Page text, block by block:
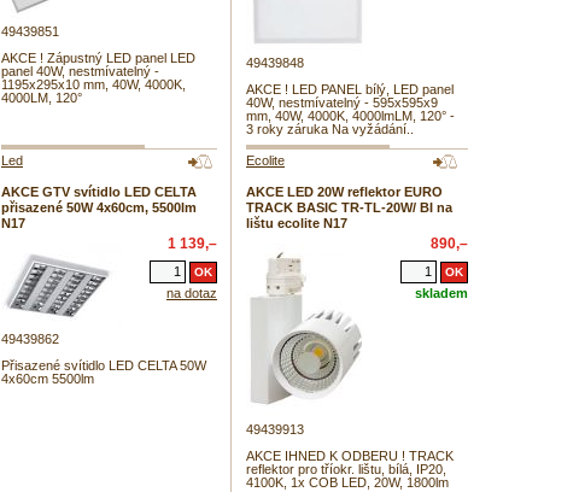
49439851
AKCE ! Zápustný LED panel LED
panel 40W, nestmívatelný -
1195x295x10 mm, 40W, 4000K,
4000LM, 120°
49439848
AKCE ! LED PANEL bílý, LED panel
40W, nestmívatelný - 595x595x9
mm, 40W, 4000K, 4000lmLM, 120° -
3 roky záruka Na vyžádání..
Led
AKCE GTV svítidlo LED CELTA
přisazené 50W 4x60cm, 5500lm
N17
1 139,–
na dotaz
49439862
Přisazené svítidlo LED CELTA 50W
4x60cm 5500lm
Ecolite
AKCE LED 20W reflektor EURO
TRACK BASIC TR-TL-20W/ BI na
lištu ecolite N17
890,–
skladem
49439913
AKCE IHNED K ODBERU ! TRACK
reflektor pro tříokr. lištu, bílá, IP20,
4100K, 1x COB LED, 20W, 1800lm